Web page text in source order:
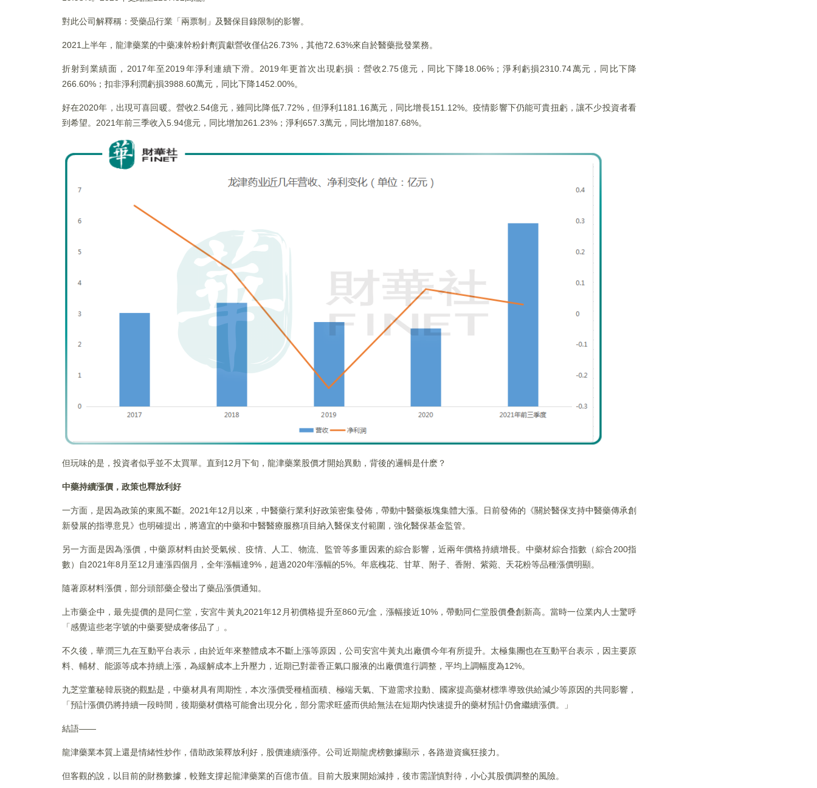
對此公司解釋稱：受藥品行業「兩票制」及醫保目錄限制的影響。
2021上半年，龍津藥業的中藥凍幹粉針劑貢獻營收僅佔26.73%，其他72.63%來自於醫藥批發業務。
折射到業績面，2017年至2019年淨利連續下滑。2019年更首次出現虧損：營收2.75億元，同比下降18.06%；淨利虧損2310.74萬元，同比下降
266.60%；扣非淨利潤虧損3988.60萬元，同比下降1452.00%。
好在2020年，出現可喜回暖。營收2.54億元，雖同比降低7.72%，但淨利1181.16萬元，同比增長151.12%。疫情影響下仍能可貴扭虧，讓不少投資者看
到希望。2021年前三季收入5.94億元，同比增加261.23%；淨利657.3萬元，同比增加187.68%。
但玩味的是，投資者似乎並不太買單。直到12月下旬，龍津藥業股價才開始異動，背後的邏輯是什麽？
中藥持續漲價，政策也釋放利好
一方面，是因為政策的東風不斷。2021年12月以來，中醫藥行業利好政策密集發佈，帶動中醫藥板塊集體大漲。日前發佈的《關於醫保支持中醫藥傳承創
新發展的指導意見》也明確提出，將適宜的中藥和中醫醫療服務項目納入醫保支付範圍，強化醫保基金監管。
另一方面是因為漲價，中藥原材料由於受氣候、疫情、人工、物流、監管等多重因素的綜合影響，近兩年價格持續增長。中藥材綜合指數（綜合200指
數）自2021年8月至12月連漲四個月，全年漲幅達9%，超過2020年漲幅的5%。年底槐花、甘草、附子、香附、紫菀、天花粉等品種漲價明顯。
隨著原材料漲價，部分頭部藥企發出了藥品漲價通知。
上市藥企中，最先提價的是同仁堂，安宮牛黃丸2021年12月初價格提升至860元/盒，漲幅接近10%，帶動同仁堂股價叠創新高。當時一位業内人士驚呼
「感覺這些老字號的中藥要變成奢侈品了」。
不久後，華潤三九在互動平台表示，由於近年來整體成本不斷上漲等原因，公司安宮牛黃丸出廠價今年有所提升。太極集團也在互動平台表示，因主要原
料、輔材、能源等成本持續上漲，為緩解成本上升壓力，近期已對藿香正氣口服液的出廠價進行調整，平均上調幅度為12%。
九芝堂董秘韓辰骁的觀點是，中藥材具有周期性，本次漲價受種植面積、極端天氣、下遊需求拉動、國家提高藥材標準導致供給減少等原因的共同影響，
「預計漲價仍將持續一段時間，後期藥材價格可能會出現分化，部分需求旺盛而供給無法在短期内快速提升的藥材預計仍會繼續漲價。」
結語——
龍津藥業本質上還是情緒性炒作，借助政策釋放利好，股價連續漲停。公司近期龍虎榜數據顯示，各路遊資瘋狂接力。
但客觀的說，以目前的財務數據，較難支撐起龍津藥業的百億市值。目前大股東開始減持，後市需謹慎對待，小心其股價調整的風險。